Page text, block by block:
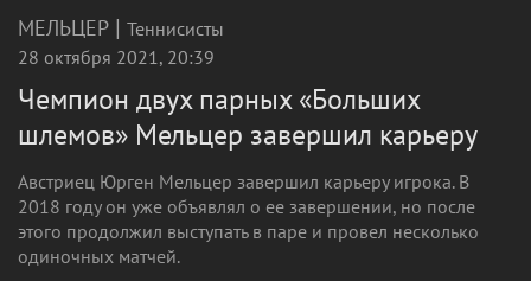
МЕЛЬЦЕР | Теннисисты
28 октября 2021, 20:39
Чемпион двух парных «Больших
шлемов» Мельцер завершил карьеру
Австриец Юрген Мельцер завершил карьеру игрока. В
2018 году он уже объявлял о ее завершении, но после
этого продолжил выступать в паре и провел несколько
одиночных матчей.